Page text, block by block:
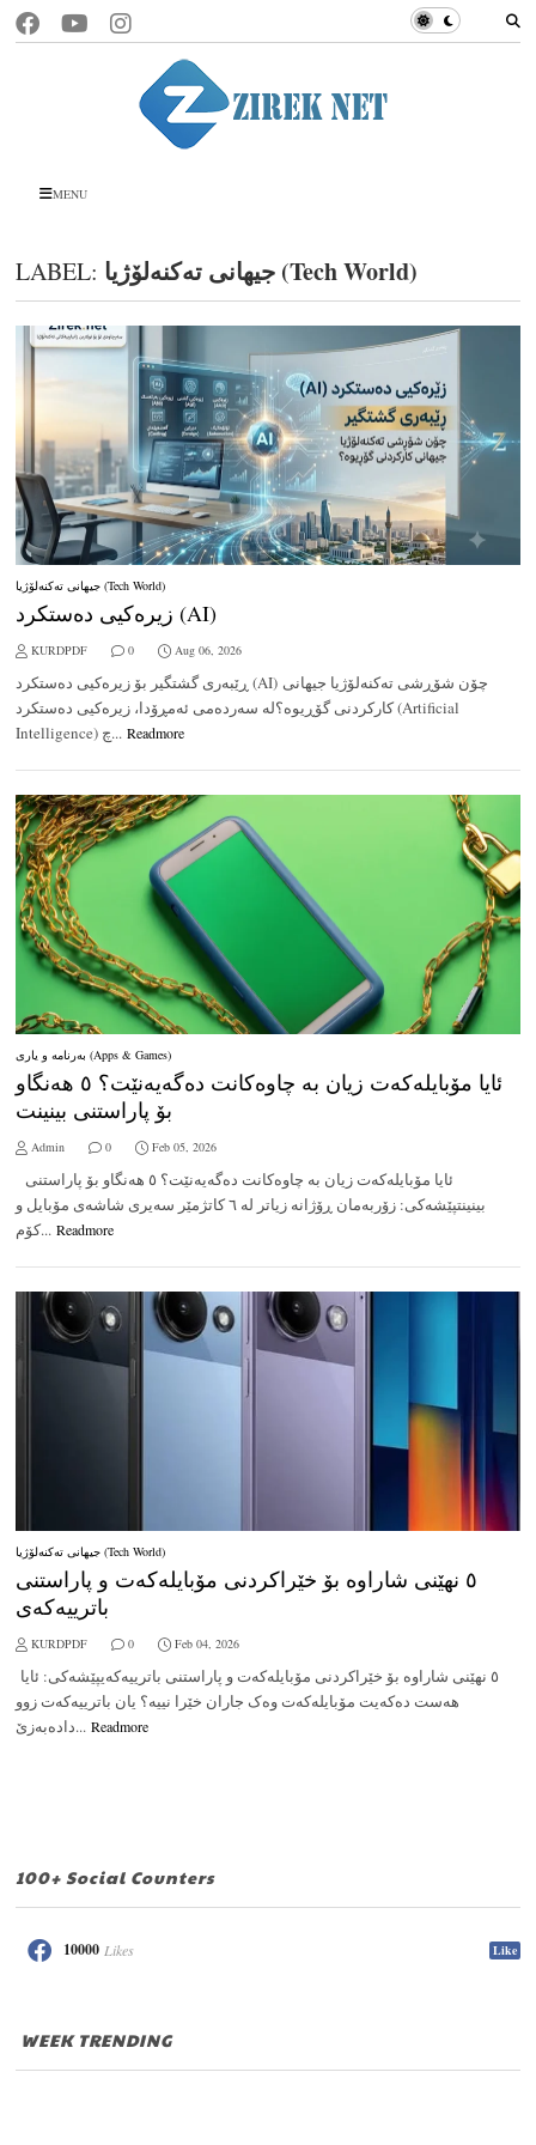
MENU
LABEL: جیهانی تەکنەلۆژیا (Tech World)
جیهانی تەکنەلۆژیا (Tech World)
زیرەکیی دەستکرد (AI)
KURDPDF 0 Aug 06, 2026
ڕێبەری گشتگیر بۆ زیرەکیی دەستکرد (AI) چۆن شۆڕشی تەکنەلۆژیا جیهانی
کارکردنی گۆڕیوە؟لە سەردەمی ئەمڕۆدا، زیرەکیی دەستکرد (Artificial
Intelligence) چ... Readmore
بەرنامە و یاری (Apps & Games)
ئایا مۆبایلەکەت زیان بە چاوەکانت دەگەیەنێت؟ ٥ هەنگاو
بۆ پاراستنی بینینت
Admin 0 Feb 05, 2026
بینینتپێشەکی: زۆربەمان ڕۆژانە زیاتر لە ٦ کاتژمێر سەیری شاشەی مۆبایل و
کۆم... Readmore
جیهانی تەکنەلۆژیا (Tech World)
٥ نهێنی شاراوە بۆ خێراکردنی مۆبایلەکەت و پاراستنی
باترییەکەی
KURDPDF 0 Feb 04, 2026
هەست دەکەیت مۆبایلەکەت وەک جاران خێرا نییە؟ یان باترییەکەت زوو
دادەبەزێ... Readmore
100+ Social Counters
10000 Likes Like
WEEK TRENDING